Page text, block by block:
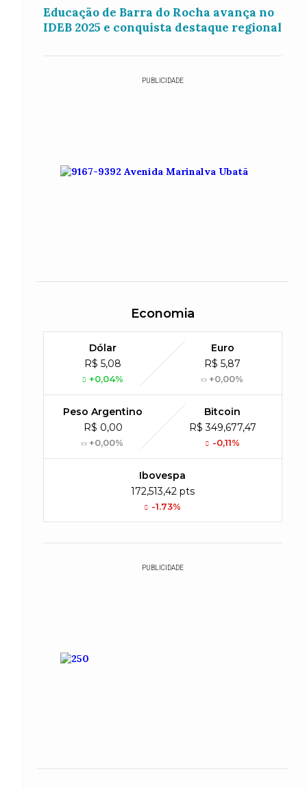
Educação de Barra do Rocha avança no
IDEB 2025 e conquista destaque regional
PUBLICIDADE
Economia
Dólar
R$ 5,08
+0,04%
Euro
R$ 5,87
+0,00%
Peso Argentino
R$ 0,00
+0,00%
Bitcoin
R$ 349,677,47
-0,11%
Ibovespa
172,513,42 pts
-1.73%
PUBLICIDADE